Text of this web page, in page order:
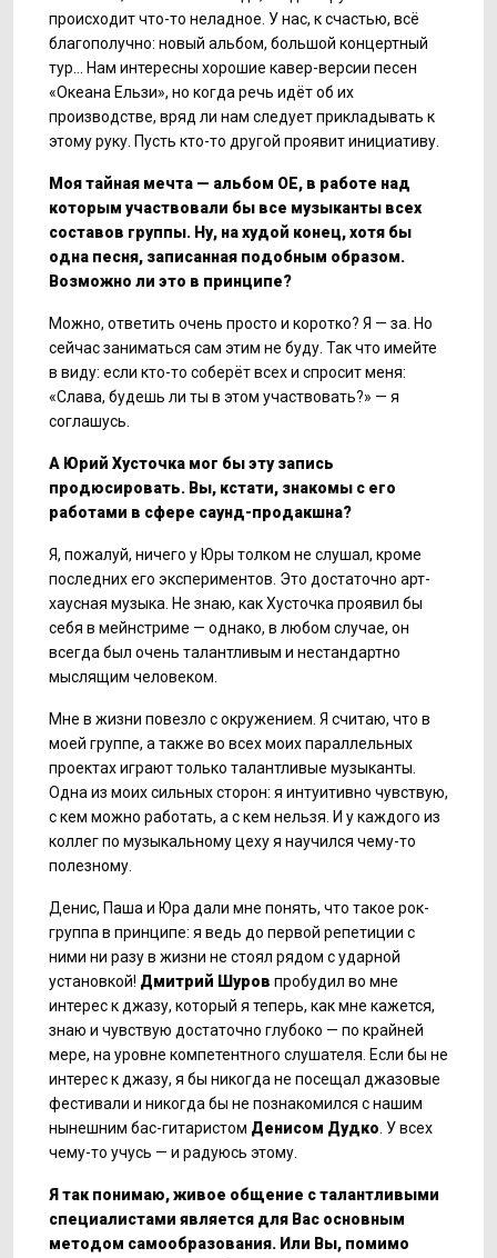
происходит что-то неладное. У нас, к счастью, всё
благополучно: новый альбом, большой концертный
тур... Нам интересны хорошие кавер-версии песен
«Океана Ельзи», но когда речь идёт об их
производстве, вряд ли нам следует прикладывать к
этому руку. Пусть кто-то другой проявит инициативу.
Моя тайная мечта — альбом ОЕ, в работе над
которым участвовали бы все музыканты всех
составов группы. Ну, на худой конец, хотя бы
одна песня, записанная подобным образом.
Возможно ли это в принципе?
Можно, ответить очень просто и коротко? Я — за. Но
сейчас заниматься сам этим не буду. Так что имейте
в виду: если кто-то соберёт всех и спросит меня:
«Слава, будешь ли ты в этом участвовать?» — я
соглашусь.
А Юрий Хусточка мог бы эту запись
продюсировать. Вы, кстати, знакомы с его
работами в сфере саунд-продакшна?
Я, пожалуй, ничего у Юры толком не слушал, кроме
последних его экспериментов. Это достаточно арт-
хаусная музыка. Не знаю, как Хусточка проявил бы
себя в мейнстриме — однако, в любом случае, он
всегда был очень талантливым и нестандартно
мыслящим человеком.
Мне в жизни повезло с окружением. Я считаю, что в
моей группе, а также во всех моих параллельных
проектах играют только талантливые музыканты.
Одна из моих сильных сторон: я интуитивно чувствую,
с кем можно работать, а с кем нельзя. И у каждого из
коллег по музыкальному цеху я научился чему-то
полезному.
Денис, Паша и Юра дали мне понять, что такое рок-
группа в принципе: я ведь до первой репетиции с
ними ни разу в жизни не стоял рядом с ударной
установкой! Дмитрий Шуров пробудил во мне
интерес к джазу, который я теперь, как мне кажется,
знаю и чувствую достаточно глубоко — по крайней
мере, на уровне компетентного слушателя. Если бы не
интерес к джазу, я бы никогда не посещал джазовые
фестивали и никогда бы не познакомился с нашим
нынешним бас-гитаристом Денисом Дудко . У всех
чему-то учусь — и радуюсь этому.
Я так понимаю, живое общение с талантливыми
специалистами является для Вас основным
методом самообразования. Или Вы, помимо